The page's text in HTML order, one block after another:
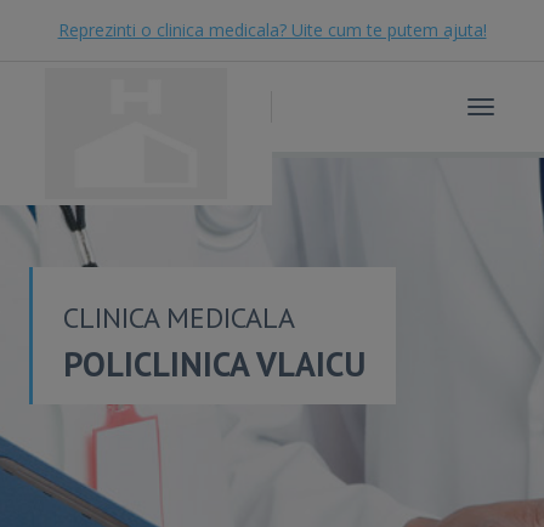
Reprezinti o clinica medicala? Uite cum te putem ajuta!
Toggle
CLINICA MEDICALA
POLICLINICA VLAICU